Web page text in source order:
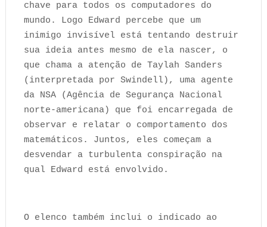
chave para todos os computadores do
mundo. Logo Edward percebe que um
inimigo invisível está tentando destruir
sua ideia antes mesmo de ela nascer, o
que chama a atenção de Taylah Sanders
(interpretada por Swindell), uma agente
da NSA (Agência de Segurança Nacional
norte-americana) que foi encarregada de
observar e relatar o comportamento dos
matemáticos. Juntos, eles começam a
desvendar a turbulenta conspiração na
qual Edward está envolvido.
O elenco também inclui o indicado ao